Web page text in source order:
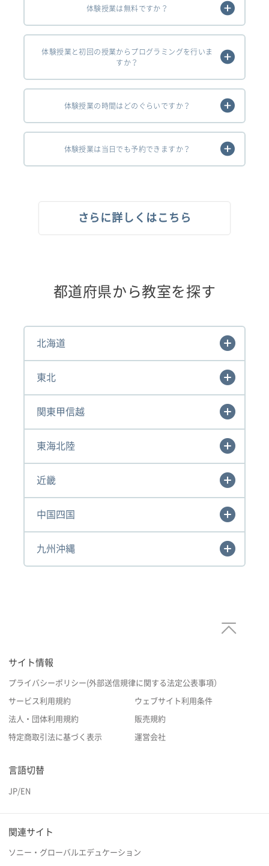
体験授業は無料ですか？
体験授業と初回の授業からプログラミングを行いま
すか？
体験授業の時間はどのぐらいですか？
体験授業は当日でも予約できますか？
さらに詳しくはこちら
都道府県から教室を探す
北海道
東北
関東甲信越
東海北陸
近畿
中国四国
九州沖縄
サイト情報
プライバシーポリシー(外部送信規律に関する法定公表事項）
サービス利用規約 ウェブサイト利用条件
法人・団体利用規約 販売規約
特定商取引法に基づく表示 運営会社
言語切替
JP/EN
関連サイト
ソニー・グローバルエデュケーション